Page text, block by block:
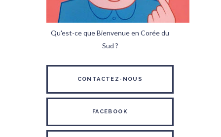
Qu'est-ce que Bienvenue en Corée du
Sud ?
CONTACTEZ-NOUS
FACEBOOK